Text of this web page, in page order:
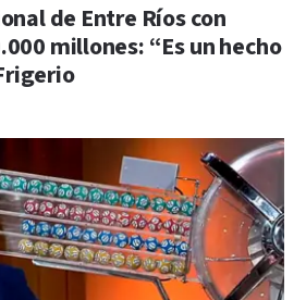
de Entre Ríos con
millones: “Es un hecho